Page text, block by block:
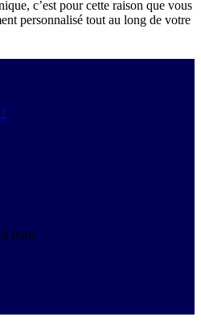
c’est pour cette raison que vous
personnalisé tout au long de votre
Paris